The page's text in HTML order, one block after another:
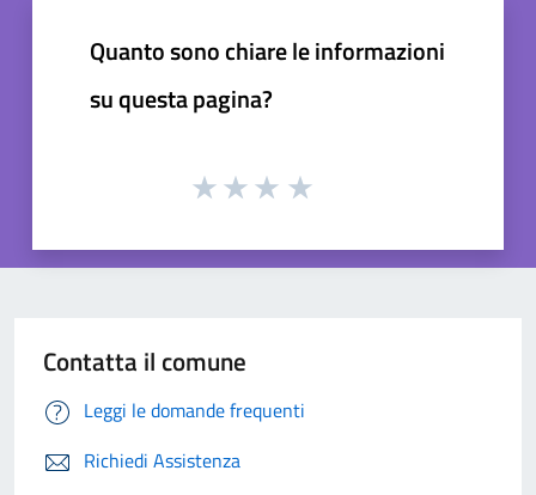
Quanto sono chiare le informazioni
su questa pagina?
Contatta il comune
Leggi le domande frequenti
Richiedi Assistenza